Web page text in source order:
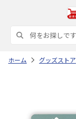
ホーム グッズストア